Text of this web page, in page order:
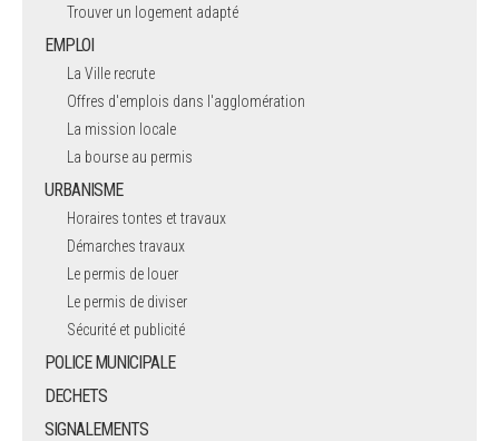
Trouver un logement adapté
EMPLOI
La Ville recrute
Offres d'emplois dans l'agglomération
La mission locale
La bourse au permis
URBANISME
Horaires tontes et travaux
Démarches travaux
Le permis de louer
Le permis de diviser
Sécurité et publicité
POLICE MUNICIPALE
DECHETS
SIGNALEMENTS